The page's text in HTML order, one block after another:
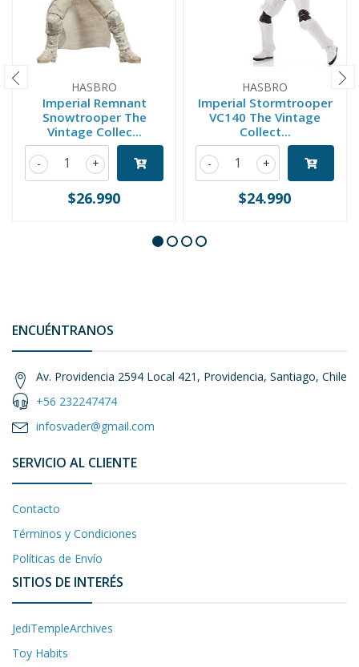
HASBRO
Imperial Remnant
Snowtrooper The
Vintage Collec...
+
-
$26.990
HASBRO
Imperial Stormtrooper
VC140 The Vintage
Collect...
+
-
$24.990
ENCUÉNTRANOS
Av. Providencia 2594 Local 421, Providencia, Santiago, Chile
+56 232247474
infosvader@gmail.com
SERVICIO AL CLIENTE
Contacto
Términos y Condiciones
Políticas de Envío
SITIOS DE INTERÉS
JediTempleArchives
Toy Habits